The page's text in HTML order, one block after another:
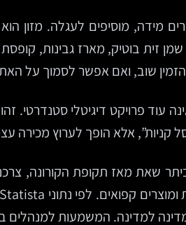
מידה, מוסיפים לעגלה. מזון
זית בוטיק, מארז גבינות,
שוב, ואם אפשר לסמוך על
עוד פרויקט דיגיטלי סטנדרטי.
אלא הופך לערוץ מכירה
שאת מאז תקופת הקורונה,
למדינה. המשמעות למנהלים